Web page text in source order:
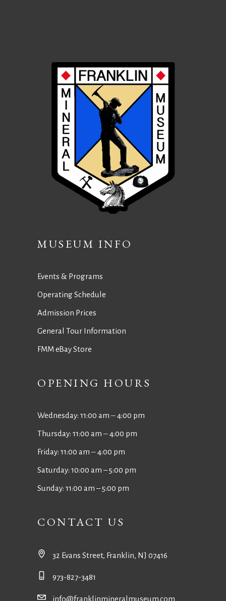
MUSEUM INFO
Events & Programs
Operating Schedule
Admission Prices
General Tour Information
FMM eBay Store
OPENING HOURS
Wednesday: 11:00 am ‒ 4:00 pm
Thursday: 11:00 am ‒ 4:00 pm
Friday: 11:00 am ‒ 4:00 pm
Saturday: 10:00 am – 5:00 pm
Sunday: 11:00 am – 5:00 pm
CONTACT US
32 Evans Street, Franklin, NJ 07416
973-827-3481
info@franklinmineralmuseum.com